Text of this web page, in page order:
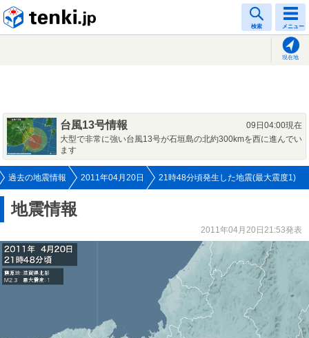
検索 メニュー
現在地
台風13号情報
09日04:00現在
大型で非常に強い台風13号が石垣島の北約300kmを西に進んでい
ます
過去の地震情報 2011年04月20日 21時48分頃発生した地震(最大震度1)
地震情報
2011年04月20日21:53発表